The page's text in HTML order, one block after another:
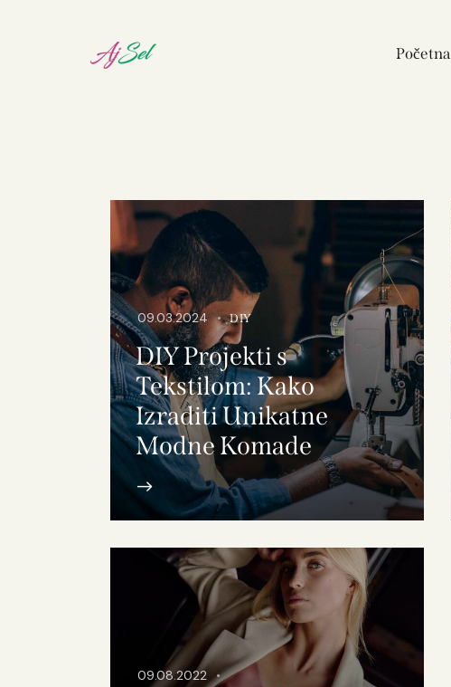
Početna
09.03.2024 DIY
DIY Projekti s
Tekstilom: Kako
Izraditi Unikatne
Modne Komade
09.08.2022